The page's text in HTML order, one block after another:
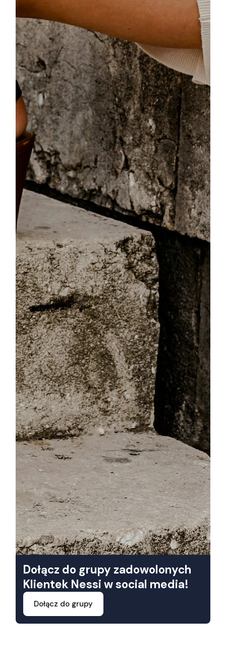
Dołącz do grupy zadowolonych
Klientek Nessi w social media!
Dołącz do grupy